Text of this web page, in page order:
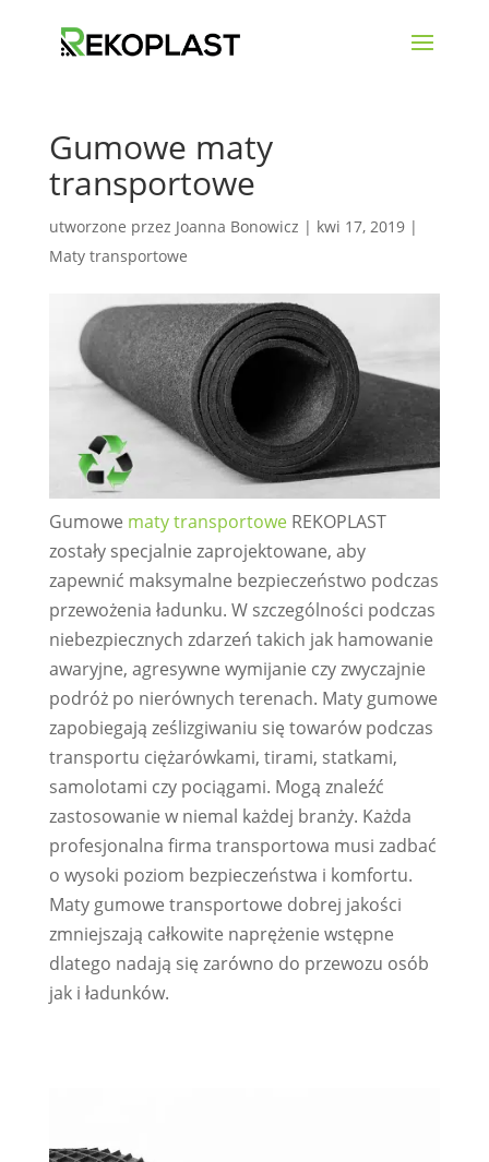
Gumowe maty
transportowe
utworzone przez Joanna Bonowicz | kwi 17, 2019|
Maty transportowe
Gumowe maty transportoweREKOPLAST
zostały specjalnie zaprojektowane, aby
zapewnić maksymalne bezpieczeństwo podczas
przewożenia ładunku. W szczególności podczas
niebezpiecznych zdarzeń takich jak hamowanie
awaryjne, agresywne wymijanie czy zwyczajnie
podróż po nierównych terenach. Maty gumowe
zapobiegają ześlizgiwaniu się towarów podczas
transportu ciężarówkami, tirami, statkami,
samolotami czy pociągami. Mogą znaleźć
zastosowanie w niemal każdej branży. Każda
profesjonalna firma transportowa musi zadbać
o wysoki poziom bezpieczeństwa i komfortu.
Maty gumowe transportowe dobrej jakości
zmniejszają całkowite naprężenie wstępne
dlatego nadają się zarówno do przewozu osób
jak i ładunków.